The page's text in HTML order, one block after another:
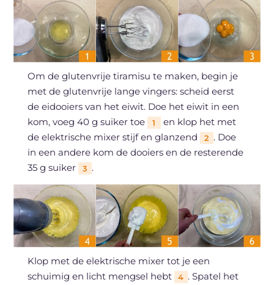
Om de glutenvrije tiramisu te maken, begin je
met de glutenvrije lange vingers: scheid eerst
de eidooiers van het eiwit. Doe het eiwit in een
kom, voeg 40 g suiker toe
1
en klop het met
de elektrische mixer stijf en glanzend
2 . Doe
in een andere kom de dooiers en de resterende
35 g suiker
3 .
Klop met de elektrische mixer tot je een
schuimig en licht mengsel hebt
4 . Spatel het